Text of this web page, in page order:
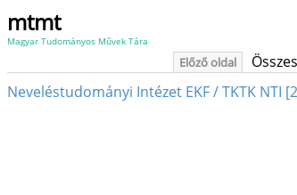
mtmt
Magyar Tudományos Művek Tára
Előző oldal
Neveléstudományi Intézet EKF / TKTK NTI